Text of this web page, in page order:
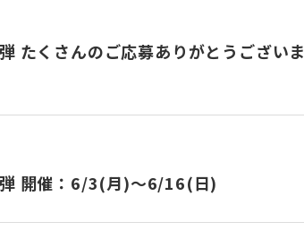
たくさんのご応募ありがとうございま
弾 開催：6/3(月)～6/16(日)